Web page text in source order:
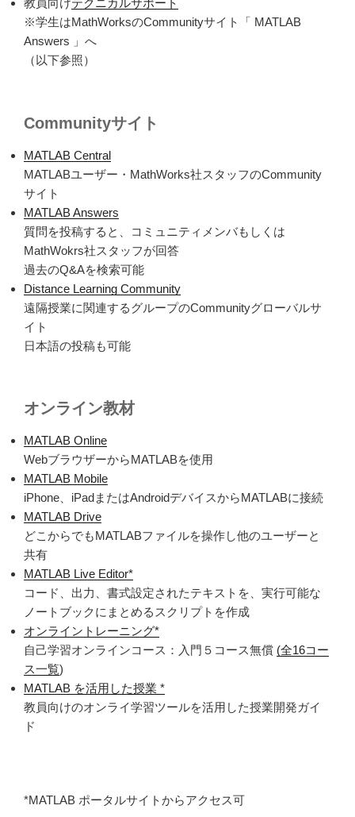
教員向けテクニカルサポート
※学生はMathWorksのCommunityサイト「 MATLAB
Answers 」へ
（以下参照）
Communityサイト
MATLAB Central
MATLABユーザー・MathWorks社スタッフのCommunity
サイト
MATLAB Answers
質問を投稿すると、コミュニティメンバもしくは
MathWokrs社スタッフが回答
過去のQ&Aを検索可能
Distance Learning Community
遠隔授業に関連するグループのCommunityグローバルサ
イト
日本語の投稿も可能
オンライン教材
MATLAB Online
WebブラウザーからMATLABを使用
MATLAB Mobile
iPhone
iPadまたはAndroidデバイスからMATLABに接続
MATLAB Drive
どこからでもMATLABファイルを操作し他のユーザーと
共有
MATLAB Live Editor*
コード、出力、書式設定されたテキストを、実行可能な
ノートブックにまとめるスクリプトを作成
オンライントレーニング*
自己学習オンラインコース：入門５コース無償 (全16コー
ス一覧)
MATLAB を活用した授業 *
教員向けのオンライ学習ツールを活用した授業開発ガイ
ド
*MATLAB ポータルサイトからアクセス可